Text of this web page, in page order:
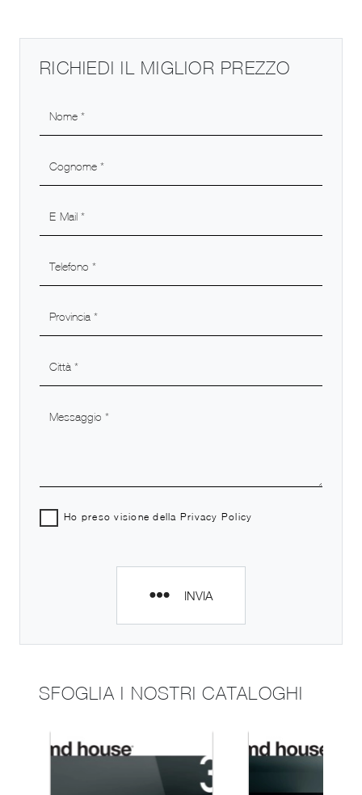
RICHIEDI IL MIGLIOR PREZZO
Ho preso visione della Privacy Policy
INVIA
SFOGLIA I NOSTRI CATALOGHI